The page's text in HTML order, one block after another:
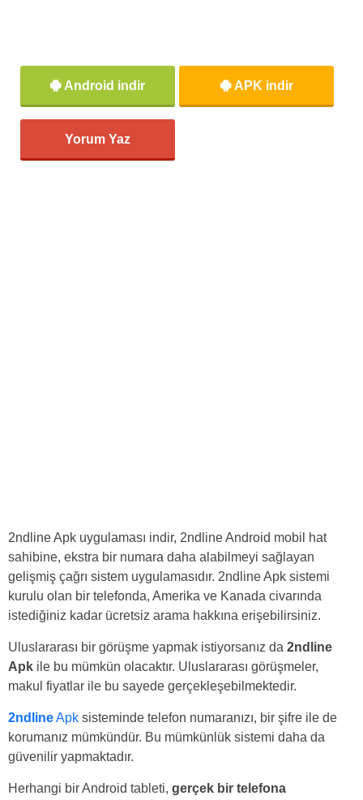
Android indir APK indir
Yorum Yaz
2ndline Apk uygulaması indir, 2ndline Android mobil hat
sahibine, ekstra bir numara daha alabilmeyi sağlayan
gelişmiş çağrı sistem uygulamasıdır. 2ndline Apk sistemi
kurulu olan bir telefonda, Amerika ve Kanada civarında
istediğiniz kadar ücretsiz arama hakkına erişebilirsiniz.
Uluslararası bir görüşme yapmak istiyorsanız da 2ndline
Apk ile bu mümkün olacaktır. Uluslararası görüşmeler,
makul fiyatlar ile bu sayede gerçekleşebilmektedir.
2ndlineApk sisteminde telefon numaranızı, bir şifre ile de
korumanız mümkündür. Bu mümkünlük sistemi daha da
güvenilir yapmaktadır.
Herhangi bir Android tableti, gerçek bir telefona